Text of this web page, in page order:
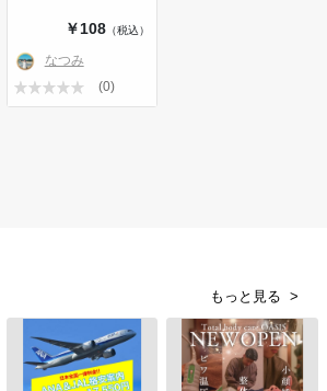
￥108 （税込）
なつみ
(0)
もっと見る